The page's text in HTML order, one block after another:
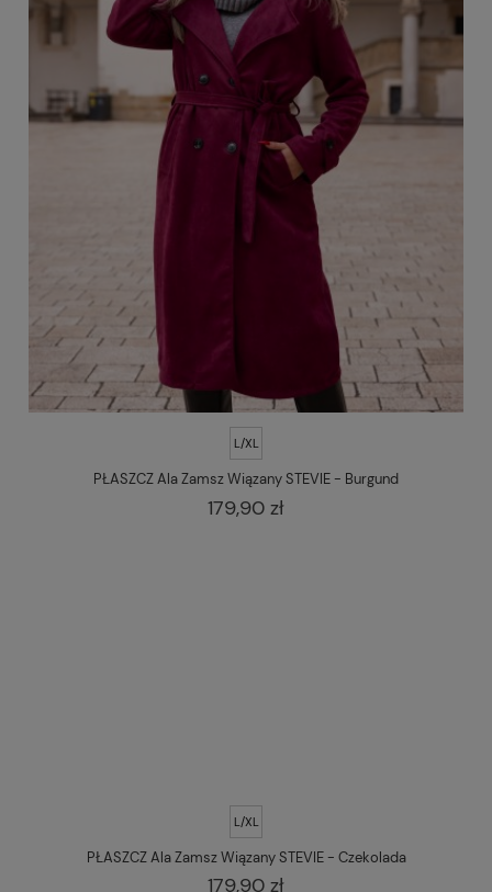
L/XL
PŁASZCZ Ala Zamsz Wiązany STEVIE - Burgund
179,90 zł
L/XL
PŁASZCZ Ala Zamsz Wiązany STEVIE - Czekolada
179,90 zł